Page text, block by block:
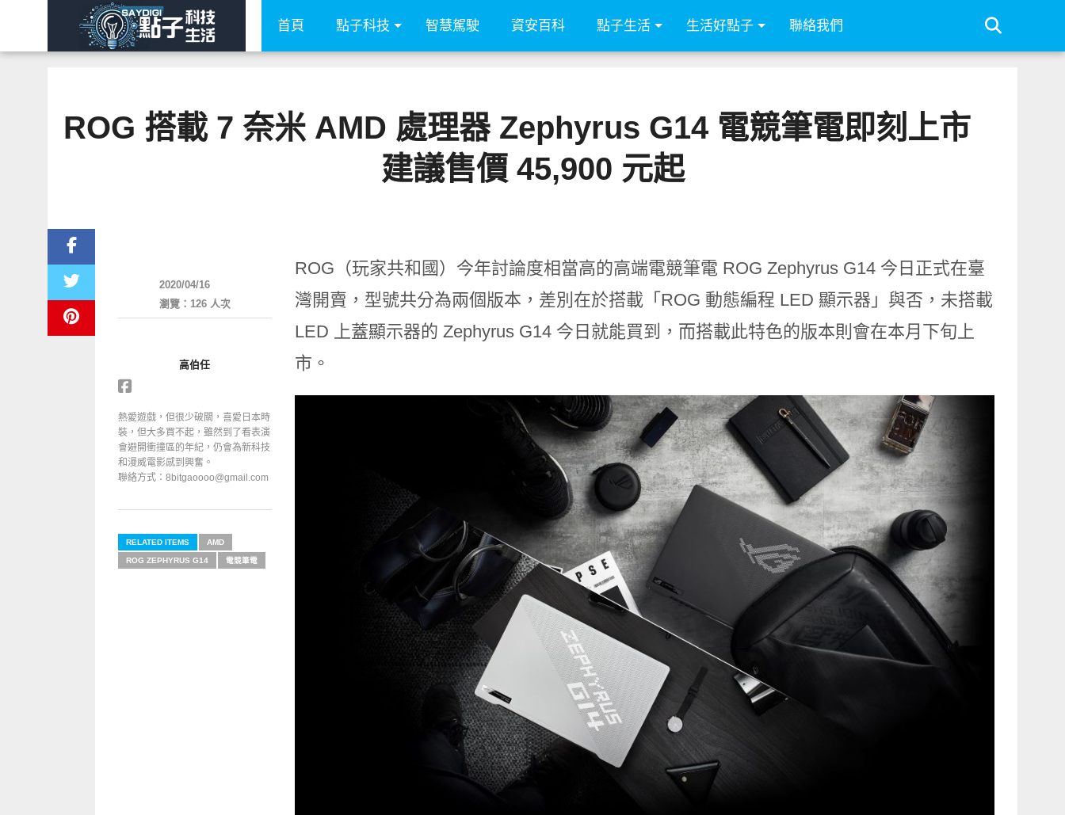
首頁 點子科技 智慧駕駛 資安百科 點子生活 生活好點子 聯絡我們
ROG 搭載 7 奈米 AMD 處理器 Zephyrus G14 電競筆電即刻上市
建議售價 45,900 元起
ROG（玩家共和國）今年討論度相當高的高端電競筆電 ROG Zephyrus G14 今日正式在臺
灣開賣，型號共分為兩個版本，差別在於搭載「ROG 動態編程 LED 顯示器」與否，未搭載
LED 上蓋顯示器的 Zephyrus G14 今日就能買到，而搭載此特色的版本則會在本月下旬上
市。
2020/04/16
瀏覽：126 人次
高伯任
熱愛遊戲，但很少破關，喜愛日本時
裝，但大多買不起，雖然到了看表演
會避開衝撞區的年紀，仍會為新科技
和漫威電影感到興奮。
聯絡方式：8bitgaoooo@gmail.com
RELATED ITEMS AMD
ROG ZEPHYRUS G14 電競筆電